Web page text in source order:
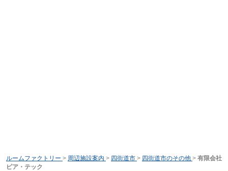
ルームファクトリー > 周辺施設案内 > 四街道市 > 四街道市のその他 > 有限会社
ピア・テック